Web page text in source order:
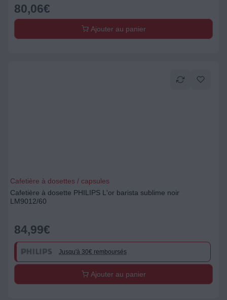
80,06€
Ajouter au panier
Cafetière à dosettes / capsules
Cafetière à dosette PHILIPS L'or barista sublime noir
LM9012/60
84,99€
Jusqu'à 30€ remboursés
Ajouter au panier